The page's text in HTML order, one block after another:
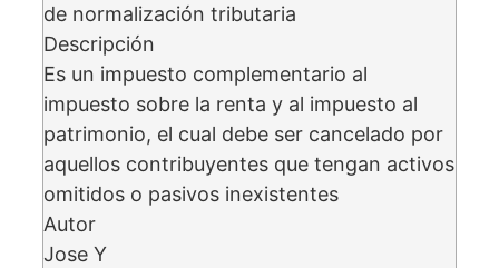
de normalización tributaria
Descripción
Es un impuesto complementario al
impuesto sobre la renta y al impuesto al
patrimonio, el cual debe ser cancelado por
aquellos contribuyentes que tengan activos
omitidos o pasivos inexistentes
Autor
Jose Y